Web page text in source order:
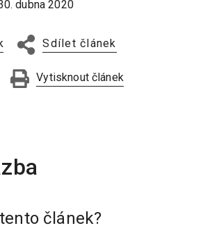
dubna 2020
Sdílet článek
Vytisknout článek
článek?